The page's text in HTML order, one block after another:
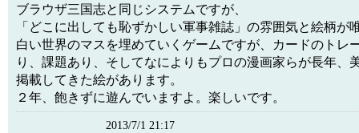
ブラウザ三国志と同じシステムですが、
「どこに出しても恥ずかしい軍事雑誌」の雰囲気と絵柄が
白い世界のマスを埋めていくゲームですが、カードのトレ
り、課題あり、そしてなによりもプロの漫画家らが長年、
掲載してきた絵があります。
２年、飽きずに遊んでいますよ。楽しいです。
2013/7/1 21:17